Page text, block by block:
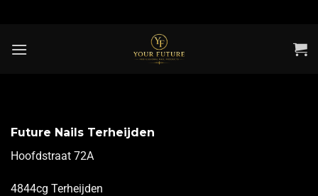
inhoud
Future Nails Terheijden
Hoofdstraat 72A
4844cg Terheijden